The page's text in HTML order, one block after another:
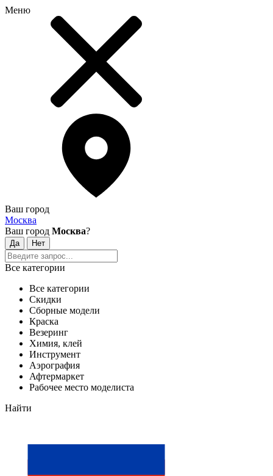
Меню
Ваш город
Москва
Ваш город Москва?
Все категории
Все категории
Скидки
Сборные модели
Краска
Везеринг
Химия, клей
Инструмент
Аэрография
Афтермаркет
Рабочее место моделиста
Найти